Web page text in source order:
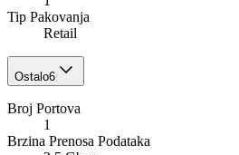
Tip Pakovanja
Retail
Ostalo6
Broj Portova
1
Brzina Prenosa Podataka